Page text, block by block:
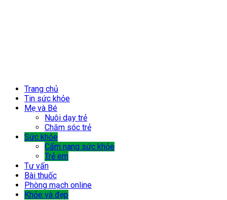
Trang chủ
Tin sức khỏe
Mẹ và Bé
Nuôi dạy trẻ
Chăm sóc trẻ
Sức khỏe
Cẩm nang sức khỏe
Trẻ em
Tư vấn
Bài thuốc
Phòng mạch online
Khỏe và đẹp